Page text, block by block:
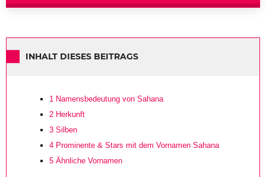
INHALT DIESES BEITRAGS
1 Namensbedeutung von Sahana
2 Herkunft
3 Silben
4 Prominente & Stars mit dem Vornamen Sahana
5 Ähnliche Vornamen